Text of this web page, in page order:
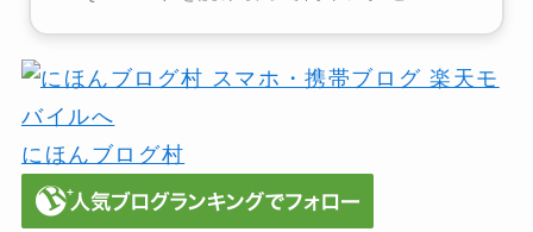
にほんブログ村